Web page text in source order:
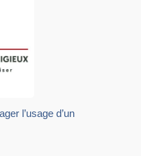
l’usage d’un